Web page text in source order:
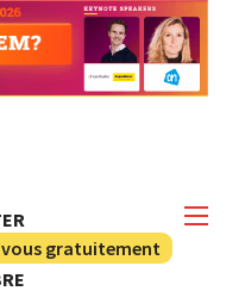
gratuitement